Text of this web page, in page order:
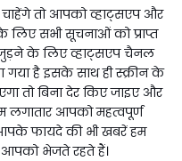
तो आपको व्हाट्सएप और
लिए सभी सूचनाओं को प्राप्त
के लिए व्हाट्सएप चैनल
गया है इसके साथ ही स्क्रीन के
तो बिना देर किए जाइए और
लगातार आपको महत्वपूर्ण
फायदे की भी खबरें हम
भेजते रहते हैं।